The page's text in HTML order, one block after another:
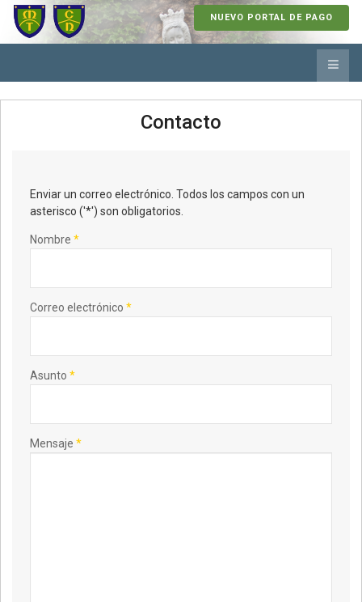
NUEVO PORTAL DE PAGO
Contacto
Enviar un correo electrónico. Todos los campos con un
asterisco ('*') son obligatorios.
Nombre *
Correo electrónico *
Asunto *
Mensaje *